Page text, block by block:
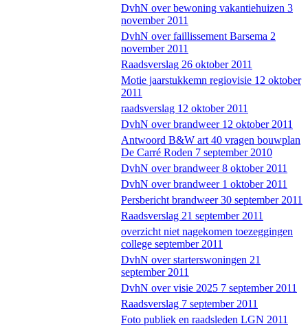
DvhN over bewoning vakantiehuizen 3
november 2011
DvhN over faillissement Barsema 2
november 2011
Raadsverslag 26 oktober 2011
Motie jaarstukkemn regiovisie 12 oktober
2011
raadsverslag 12 oktober 2011
DvhN over brandweer 12 oktober 2011
Antwoord B&W art 40 vragen bouwplan
De Carré Roden 7 september 2010
DvhN over brandweer 8 oktober 2011
DvhN over brandweer 1 oktober 2011
Persbericht brandweer 30 september 2011
Raadsverslag 21 september 2011
overzicht niet nagekomen toezeggingen
college september 2011
DvhN over starterswoningen 21
september 2011
DvhN over visie 2025 7 september 2011
Raadsverslag 7 september 2011
Foto publiek en raadsleden LGN 2011